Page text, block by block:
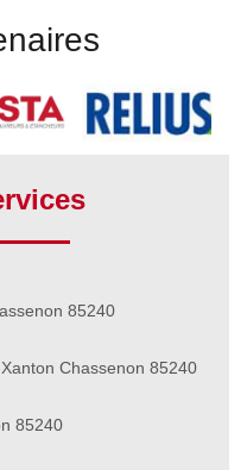
85240
Chassenon 85240
85240